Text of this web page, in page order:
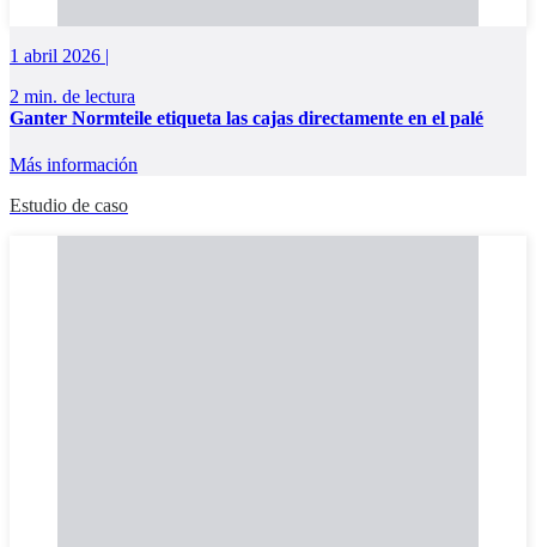
1 abril 2026 |
2 min. de lectura
Ganter Normteile etiqueta las cajas directamente en el palé
Más información
Estudio de caso